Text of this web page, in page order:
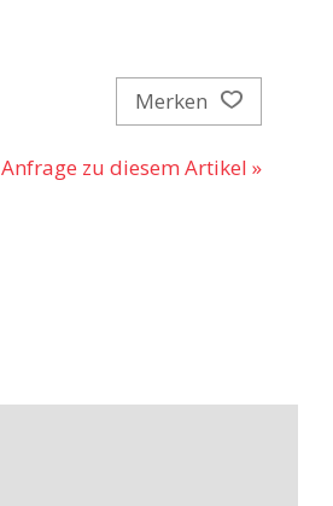
Merken
Anfrage zu diesem Artikel »